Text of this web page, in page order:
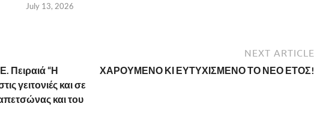
July 13, 2026
Πειραιά “Η
γειτονιές και σε
και του
NEXT ARTICLE
ΧΑΡΟΥΜΕΝΟ ΚΙ ΕΥΤΥΧΙΣΜΕΝΟ ΤΟ ΝΕΟ ΕΤΟΣ!